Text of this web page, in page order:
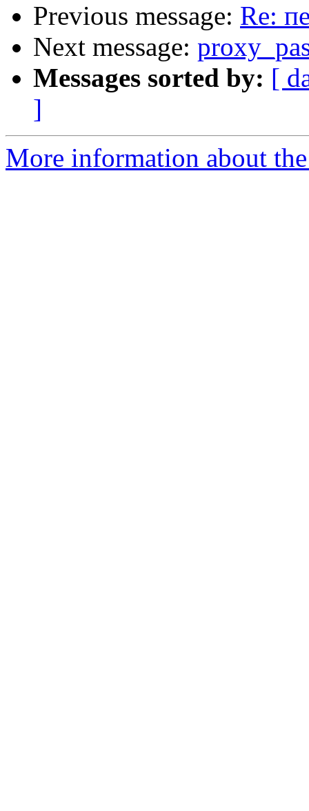
Previous message: Re:
Next message:
Messages sorted by: [
]
More information about